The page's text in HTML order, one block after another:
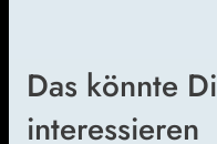
Das könnte
interessieren